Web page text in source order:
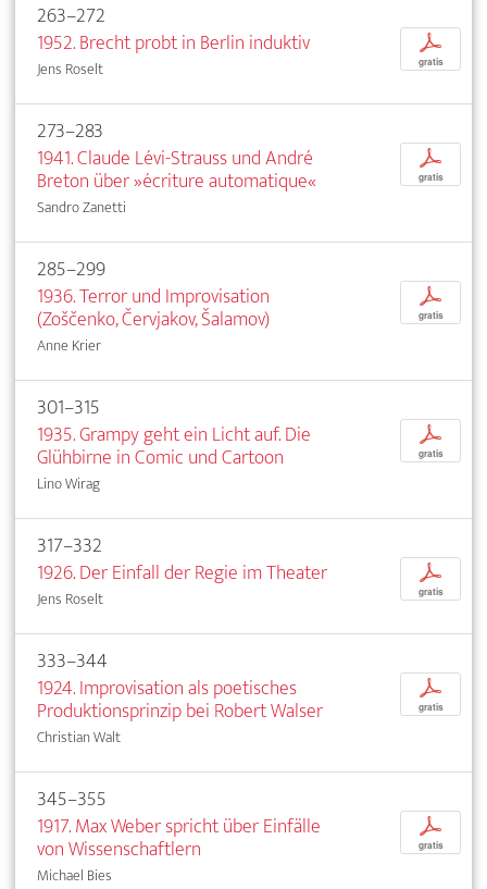
263–272
1952. Brecht probt in Berlin induktiv
Jens Roselt
p
gratis
273–283
1941. Claude Lévi-Strauss und André
Breton über »écriture automatique«
Sandro Zanetti
p
gratis
285–299
1936. Terror und Improvisation
(Zoščenko, Červjakov, Šalamov)
Anne Krier
p
gratis
301–315
1935. Grampy geht ein Licht auf. Die
Glühbirne in Comic und Cartoon
Lino Wirag
p
gratis
317–332
1926. Der Einfall der Regie im Theater
Jens Roselt
p
gratis
333–344
1924. Improvisation als poetisches
Produktionsprinzip bei Robert Walser
Christian Walt
p
gratis
345–355
1917. Max Weber spricht über Einfälle
von Wissenschaftlern
Michael Bies
p
gratis